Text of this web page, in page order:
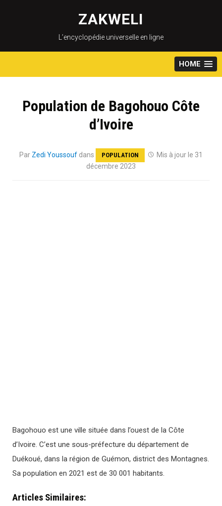
content
ZAKWELI
L’encyclopédie universelle en ligne
HOME
Population de Bagohouo Côte
d’Ivoire
Par Zedi Youssouf dans POPULATION
Mis à jour le 31
décembre 2023
Bagohouo est une ville située dans l’ouest de la Côte
d’Ivoire. C’est une sous-préfecture du département de
Duékoué, dans la région de Guémon, district des Montagnes.
Sa population en 2021 est de 30 001 habitants.
Articles Similaires: